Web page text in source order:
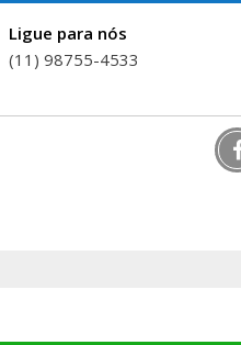
Ligue para nós
(11) 98755-4533